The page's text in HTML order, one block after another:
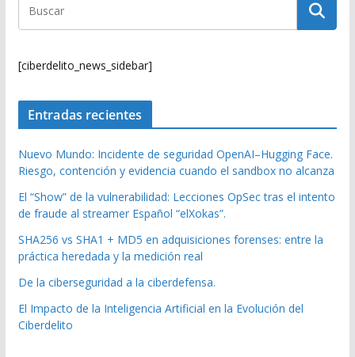
[ciberdelito_news_sidebar]
Entradas recientes
Nuevo Mundo: Incidente de seguridad OpenAI–Hugging Face.
Riesgo, contención y evidencia cuando el sandbox no alcanza
El “Show” de la vulnerabilidad: Lecciones OpSec tras el intento
de fraude al streamer Español “elXokas”.
SHA256 vs SHA1 + MD5 en adquisiciones forenses: entre la
práctica heredada y la medición real
De la ciberseguridad a la ciberdefensa.
El Impacto de la Inteligencia Artificial en la Evolución del
Ciberdelito